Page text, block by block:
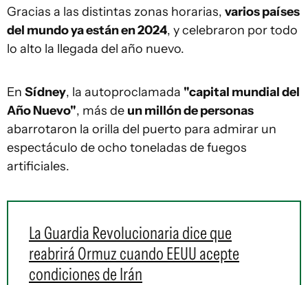
Gracias a las distintas zonas horarias, varios países
del mundo ya están en 2024, y celebraron por todo
lo alto la llegada del año nuevo.
En Sídney, la autoproclamada "capital mundial del
Año Nuevo", más de un millón de personas
abarrotaron la orilla del puerto para admirar un
espectáculo de ocho toneladas de fuegos
artificiales.
La Guardia Revolucionaria dice que
reabrirá Ormuz cuando EEUU acepte
condiciones de Irán